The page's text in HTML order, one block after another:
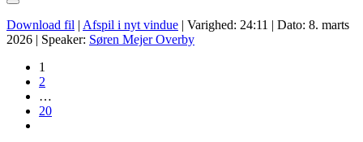
Download fil | Afspil i nyt vindue | Varighed: 24:11 | Dato: 8. marts
2026 | Speaker: Søren Mejer Overby
1
2
…
20